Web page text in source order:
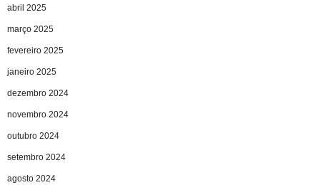
abril 2025
março 2025
fevereiro 2025
janeiro 2025
dezembro 2024
novembro 2024
outubro 2024
setembro 2024
agosto 2024